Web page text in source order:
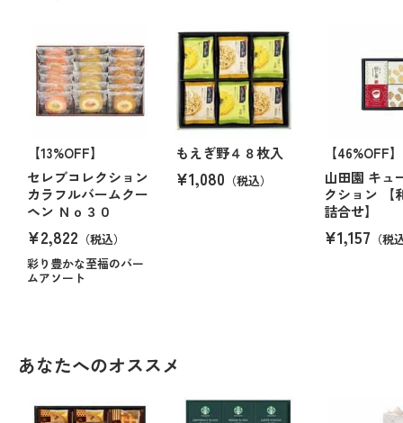
【13%OFF】
セレブコレクション
カラフルバームクー
ヘン Ｎｏ３０
¥2,822 （税込）
彩り豊かな至福のバー
ムアソート
もえぎ野４８枚入
¥1,080 （税込）
【46%OFF】
山田園 キュ
クション 【
詰合せ】
¥1,157 （税
あなたへのオススメ